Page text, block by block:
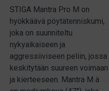
STIGA Mantra Pro M on
hyökkäävä pöytätenniskumi,
joka on suunniteltu
nykyaikaiseen ja
aggressiiviseen peliin, jossa
keskitytään suureen voimaan
ja kierteeseen. Mantra M ä